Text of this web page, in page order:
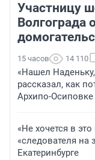
Участницу
Волгограда
15 часов 14 110
«Нашел
рассказал, как
Архипо-Осиповке
«Не хочется в
«следователя на
Екатеринбурге